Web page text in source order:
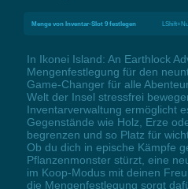
Menge von Inventar-Slot 9 festlegen
In Ikonei Island: An Earthlock
Mengenfestlegung für den
Game-Changer für alle
Welt der Insel stressfrei
Inventarverwaltung ermöglicht
Gegenstände wie Holz, Erze
begrenzen und so Platz für
Ob du dich in epische Kämpfe
Pflanzenmonster stürzt, eine
im Koop-Modus mit deinen
die Mengenfestlegung sorgt